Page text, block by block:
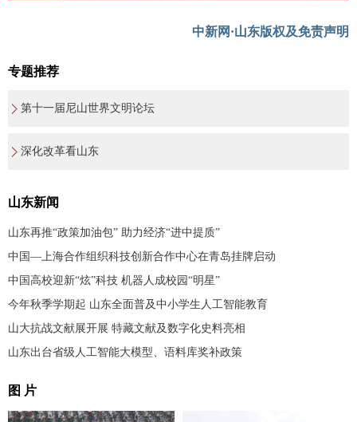
中新网·山东版权及免责声明
专题推荐
第十一届尼山世界文明论坛
深化改革看山东
山东新闻
山东再推“政策加油包” 助力经济“进中提质”
中国—上海合作组织科技创新合作中心在青岛挂牌启动
中国高校迎新“炫”科技 机器人成校园“明星”
今年秋季学期起 山东全面普及中小学生人工智能教育
山大抗战文献展开展 特藏文献及数字化史料亮相
山东出台省级人工智能大模型、语料库奖补政策
图 片